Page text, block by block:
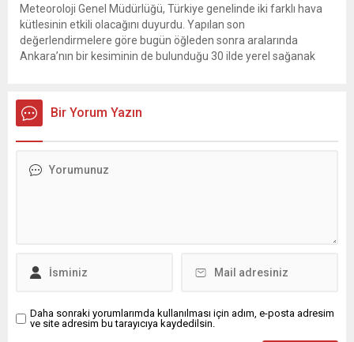
Meteoroloji Genel Müdürlüğü, Türkiye genelinde iki farklı hava
kütlesinin etkili olacağını duyurdu. Yapılan son
değerlendirmelere göre bugün öğleden sonra aralarında
Ankara’nın bir kesiminin de bulunduğu 30 ilde yerel sağanak
üzerine çıkarak yaz değerlerine ulaşacak. Ayrıca...
Bir Yorum Yazın
Daha sonraki yorumlarımda kullanılması için adım, e-posta adresim
ve site adresim bu tarayıcıya kaydedilsin.